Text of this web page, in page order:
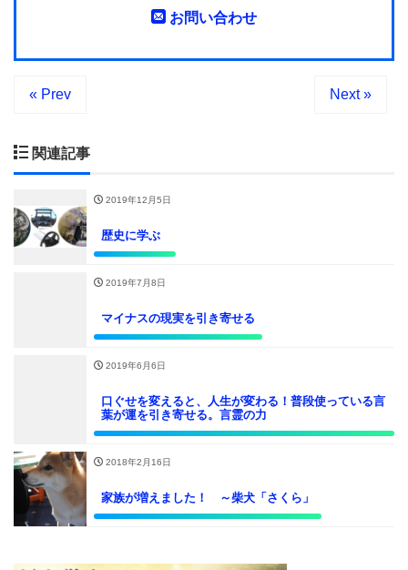
お問い合わせ
« Prev Next »
関連記事
2019年12月5日
歴史に学ぶ
2019年7月8日
マイナスの現実を引き寄せる
2019年6月6日
口ぐせを変えると、人生が変わる！普段使っている言
葉が運を引き寄せる。言霊の力
2018年2月16日
家族が増えました！ ～柴犬「さくら」